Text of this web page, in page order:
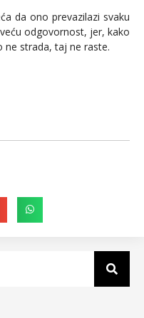
da ono prevazilazi svaku
odgovornost, jer, kako
ne strada, taj ne raste.